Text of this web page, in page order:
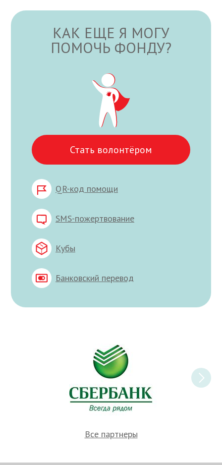
КАК ЕЩЕ Я МОГУ
ПОМОЧЬ ФОНДУ?
Стать волонтёром
QR-код помощи
SMS-пожертвование
Кубы
Банковский перевод
Все партнеры